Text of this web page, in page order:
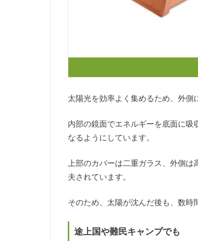
太陽光を効率よく集めるため、外側
内部の鏡面でエネルギーを底面に吸
なるようにしています。
上部のカバーは二重ガラス、外側
夫されています。
そのため、太陽が沈んだ後も、数時
途上国や難民キャンプでも